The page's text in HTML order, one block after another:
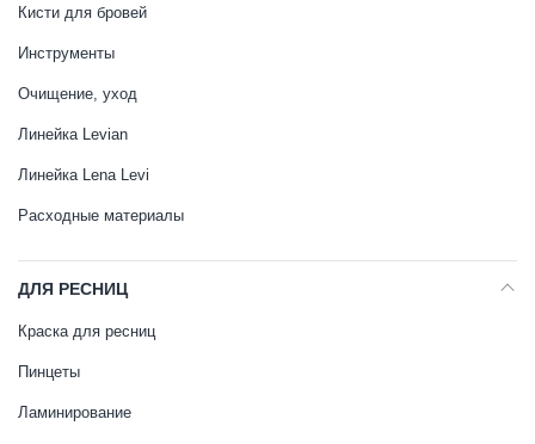
Кисти для бровей
Инструменты
Очищение, уход
Линейка Levian
Линейка Lena Levi
Расходные материалы
ДЛЯ РЕСНИЦ
Краска для ресниц
Пинцеты
Ламинирование